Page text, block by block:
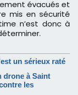
évacués et
mis en sécurité
n’est donc à
un sérieux raté
drone à Saint
les